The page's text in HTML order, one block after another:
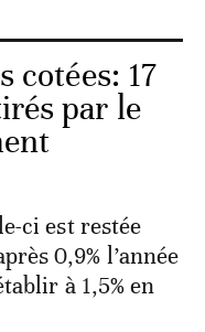
cotées: 17
par le
ci est restée
0,9% l’année
à 1,5% en